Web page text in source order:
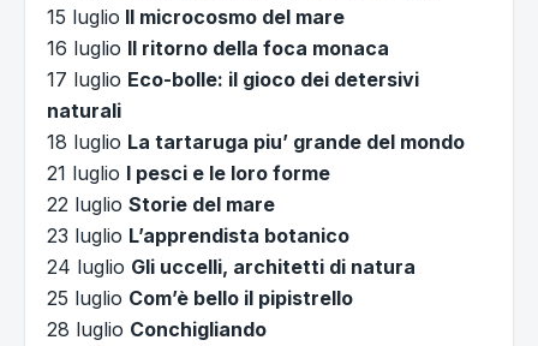
15 luglio Il microcosmo del mare
16 luglio Il ritorno della foca monaca
17 luglio Eco-bolle: il gioco dei detersivi
naturali
18 luglio La tartaruga piu’ grande del mondo
21 luglio I pesci e le loro forme
22 luglio Storie del mare
23 luglio L’apprendista botanico
24 luglio Gli uccelli, architetti di natura
25 luglio Com’è bello il pipistrello
28 luglio Conchigliando